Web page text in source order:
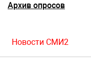
Архив опросов
Новости СМИ2